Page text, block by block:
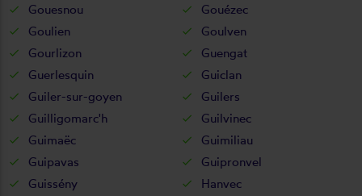
Gouesnou
Gouézec
Goulien
Goulven
Gourlizon
Guengat
Guerlesquin
Guiclan
Guiler-sur-goyen
Guilers
Guilligomarc'h
Guilvinec
Guimaëc
Guimiliau
Guipavas
Guipronvel
Guissény
Hanvec